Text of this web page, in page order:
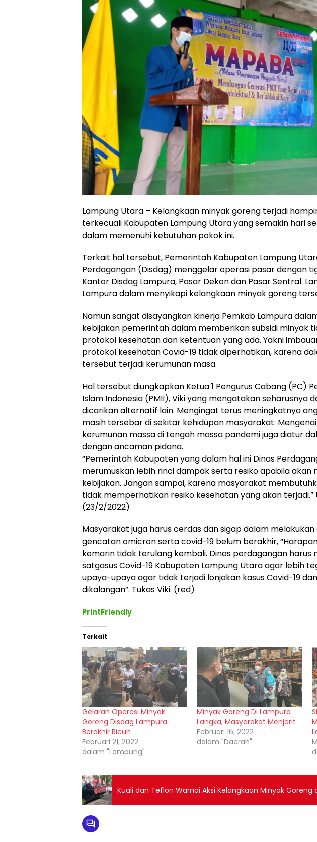
Lampung Utara – Kelangkaan minyak goreng terjadi
terkecuali Kabupaten Lampung Utara yang semakin hari
dalam memenuhi kebutuhan pokok ini.
Terkait hal tersebut, Pemerintah Kabupaten Lampung
Perdagangan (Disdag) menggelar operasi pasar dengan
Kantor Disdag Lampura, Pasar Dekon dan Pasar Sentral.
Lampura dalam menyikapi kelangkaan minyak goreng
Namun sangat disayangkan kinerja Pemkab Lampura
kebijakan pemerintah dalam memberikan subsidi minyak
protokol kesehatan dan ketentuan yang ada. Yakni
protokol kesehatan Covid-19 tidak diperhatikan, karena
tersebut terjadi kerumunan masa.
Hal tersebut diungkapkan Ketua 1 Pengurus Cabang (PC)
Islam Indonesia (PMII), Vikiyang mengatakan seharusnya
dicarikan alternatif lain. Mengingat terus meningkatnya
masih tersebar di sekitar kehidupan masyarakat.
kerumunan massa di tengah massa pandemi juga diatur
dengan ancaman pidana.
“Pemerintah Kabupaten yang dalam hal ini Dinas
merumuskan lebih rinci dampak serta resiko apabila akan
kebijakan. Jangan sampai, karena masyarakat
tidak memperhatikan resiko kesehatan yang akan terjadi.”
(23/2/2022)
Masyarakat juga harus cerdas dan sigap dalam
gencatan omicron serta covid-19 belum berakhir,
kemarin tidak terulang kembali. Dinas perdagangan harus
satgasus Covid-19 Kabupaten Lampung Utara agar lebih
upaya-upaya agar tidak terjadi lonjakan kasus Covid-19
dikalangan”. Tukas Viki. (red)
PrintFriendly
Terkait
Gelaran Operasi Minyak
Goreng Disdag Lampura
Berakhir Ricuh
Februari 21, 2022
dalam "Lampung"
Minyak Goreng Di Lampura
Langka, Masyarakat Menjerit
Februari 16, 2022
dalam "Daerah"
Kuali dan Teflon Warnai Aksi Kelangkaan Minyak Goreng